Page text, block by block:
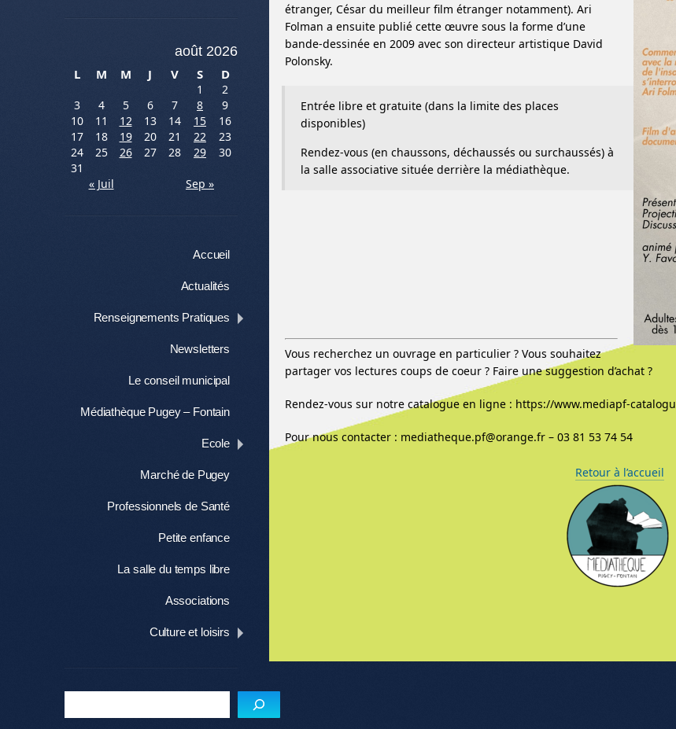
août 2026
L
M M J V S D
1
2
3
4 5 6 7 8
9
10
11 12 13 14 15
16
17
18 19 20 21 22
23
24
25 26 27 28 29
30
31
« Juil
Sep »
Accueil
Actualités
Renseignements Pratiques
Newsletters
Le conseil municipal
Médiathèque Pugey – Fontain
Ecole
Marché de Pugey
Professionnels de Santé
Petite enfance
La salle du temps libre
Associations
Culture et loisirs
étranger, César du meilleur film étranger notamment). Ari
Folman a ensuite publié cette œuvre sous la forme d’une
bande-dessinée en 2009 avec son directeur artistique David
Polonsky.
Entrée libre et gratuite (dans la limite des places
disponibles)
Rendez-vous (en chaussons, déchaussés ou surchaussés) à
la salle associative située derrière la médiathèque.
Vous recherchez un ouvrage en particulier ? Vous souhaitez
partager vos lectures coups de coeur ? Faire une suggestion d’achat ?
Rendez-vous sur notre catalogue en ligne : https://www.mediapf-
Pour nous contacter : mediatheque.pf@orange.fr – 03 81 53 74 54
Retour à l’accueil
Menu de l'article